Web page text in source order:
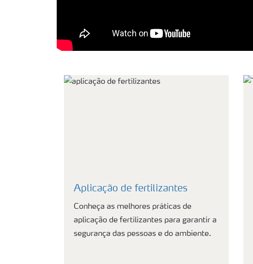
Aplicação de fertilizantes
Conheça as melhores práticas de
aplicação de fertilizantes para garantir a
segurança das pessoas e do ambiente.